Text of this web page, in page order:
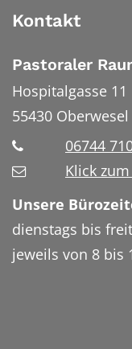
Kontakt
Pastoraler
Hospitalgasse 11
55430 Oberwesel
06744
Klick
Unsere
dienstags bis
jeweils von 8 bis